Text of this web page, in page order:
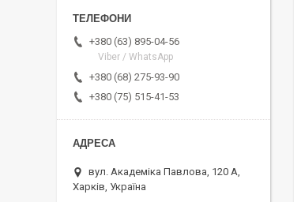
+380 (63) 895-04-56
Viber / WhatsApp
+380 (68) 275-93-90
+380 (75) 515-41-53
вул. Академіка Павлова, 120 А,
Харків, Україна